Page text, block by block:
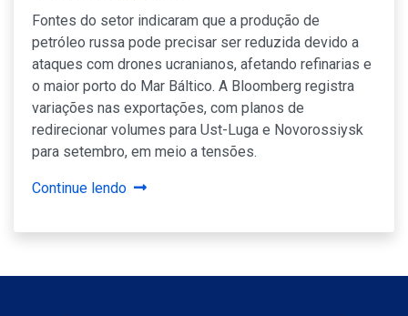
Fontes do setor indicaram que a produção de
petróleo russa pode precisar ser reduzida devido a
ataques com drones ucranianos, afetando refinarias e
o maior porto do Mar Báltico. A Bloomberg registra
variações nas exportações, com planos de
redirecionar volumes para Ust-Luga e Novorossiysk
para setembro, em meio a tensões.
Continue lendo